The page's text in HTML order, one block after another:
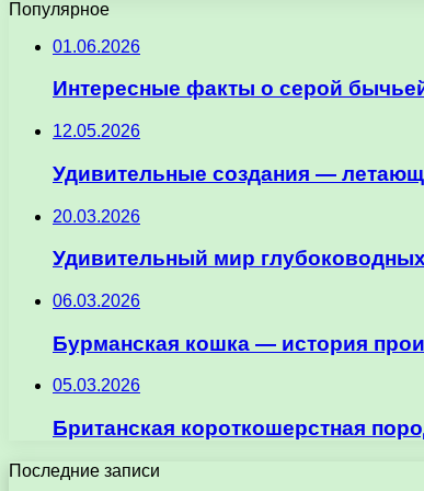
Популярное
01.06.2026
Интересные факты о серой
12.05.2026
Удивительные создания —
20.03.2026
Удивительный мир
06.03.2026
Бурманская кошка — история
05.03.2026
Британская короткошерстная
Последние записи